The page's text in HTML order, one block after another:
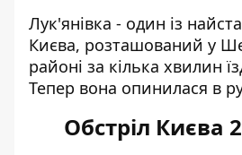
Лук'янівка - один із
Києва, розташований у
районі за кілька хвилин
Тепер вона опинилася в
Обстріл Києва